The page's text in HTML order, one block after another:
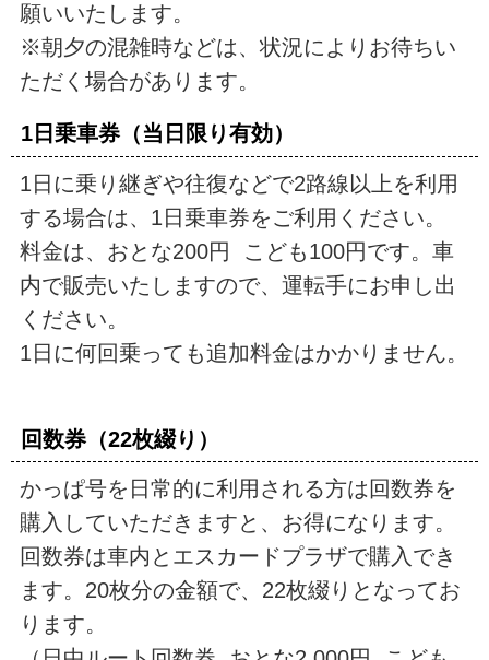
願いいたします。
※朝夕の混雑時などは、状況によりお待ちい
ただく場合があります。
1日乗車券（当日限り有効）
1日に乗り継ぎや往復などで2路線以上を利用
する場合は、1日乗車券をご利用ください。
料金は、おとな200円 こども100円です。車
内で販売いたしますので、運転手にお申し出
ください。
1日に何回乗っても追加料金はかかりません。
回数券（22枚綴り）
かっぱ号を日常的に利用される方は回数券を
購入していただきますと、お得になります。
回数券は車内とエスカードプラザで購入でき
ます。20枚分の金額で、22枚綴りとなってお
ります。